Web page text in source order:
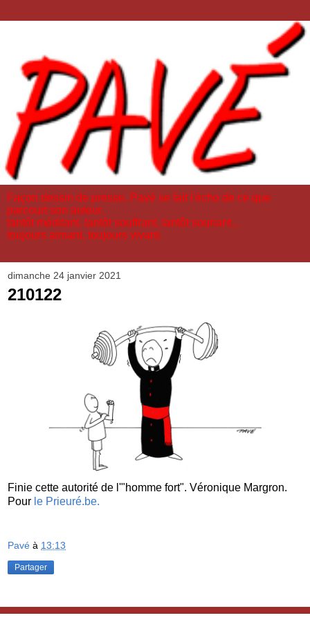
Façon dessin de presse, Pavé se fait l'écho de ce que
parcourt son auteur,
tantôt méditant, tantôt souffrant, tantôt souriant...
toujours aimant, toujours vivant.
dimanche 24 janvier 2021
210122
Finie cette autorité de l'"homme fort". Véronique Margron.
Pour le Prieuré.be.
Pavé à 13:13
Partager